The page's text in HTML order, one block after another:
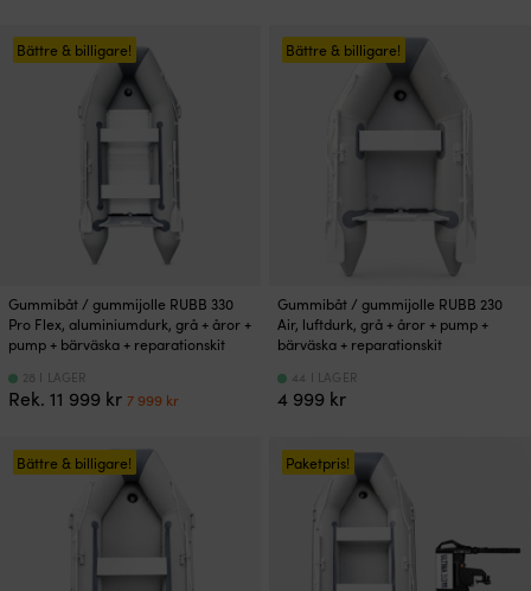
var:
399 kr.965 kr.
Bättre & billigare!
Gummibåt / gummijolle RUBB 330
Pro Flex, aluminiumdurk, grå + åror +
pump + bärväska + reparationskit
Rek. 11 999 krDet
var:
11
999 kr.
7 999 krDet
999 kr.
28 I LAGER
Bättre & billigare!
Gummibåt / gummijolle RUBB 230
Air, luftdurk, grå + åror + pump +
bärväska + reparationskit
4 999 kr
44 I LAGER
Bättre & billigare! Paketpris!